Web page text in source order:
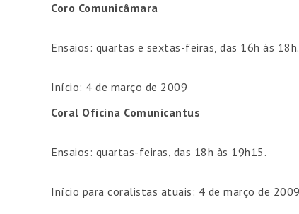
Coro Comunicâmara
Ensaios: quartas e sextas-feiras, das 16h às 18h.
Início: 4 de março de 2009
Coral Oficina Comunicantus
Ensaios: quartas-feiras, das 18h às 19h15.
Início para coralistas atuais: 4 de março de 2009